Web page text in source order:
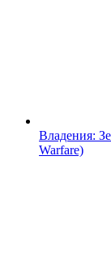
Владения:
Warfare)